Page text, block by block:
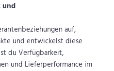
und
auf,
und entwickelst diese
du Verfügbarkeit,
und Lieferperformance im